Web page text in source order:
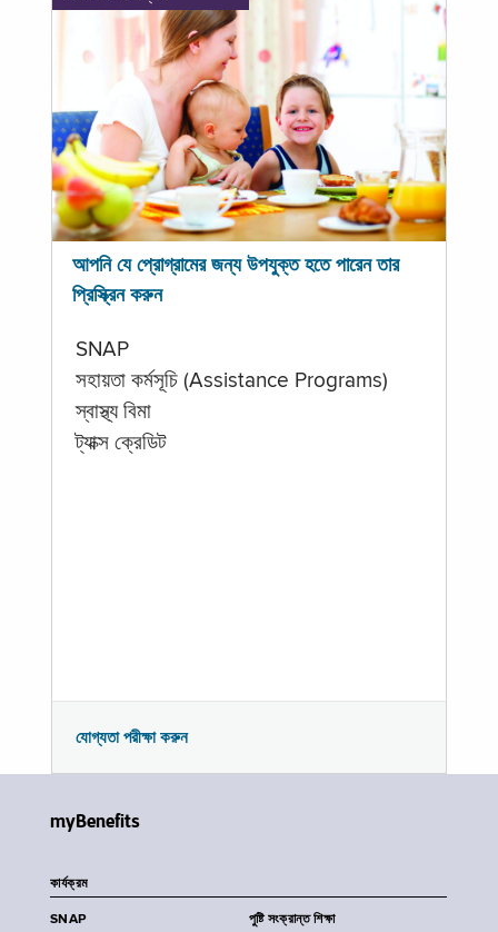
আপনি যে প্রোগ্রামের জন্য উপযুক্ত হতে পারেন তার
প্রিস্ক্রিন করুন
SNAP
সহায়তা কর্মসূচি (Assistance Programs)
স্বাস্থ্য বিমা
ট্যাক্স ক্রেডিট
যোগ্যতা পরীক্ষা করুন
myBenefits
কার্যক্রম
SNAP পুষ্টি সংক্রান্ত শিক্ষা